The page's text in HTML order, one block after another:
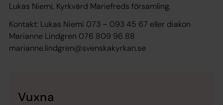
Lukas Niemi, Kyrkvärd Mariefreds församling.
Kontakt: Lukas Niemi 073 – 093 45 67 eller diakon
Marianne Lindgren 076 809 96 88
marianne.lindgren@svenskakyrkan.se
Vuxna